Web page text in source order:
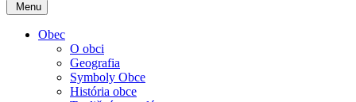
Menu
Obec
O obci
Geografia
Symboly Obce
História obce